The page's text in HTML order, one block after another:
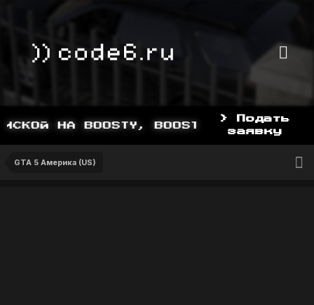
НА BOOSTY, BOOSTY.TO/YDDY
> Подать
заявку
GTA 5 Америка (US)